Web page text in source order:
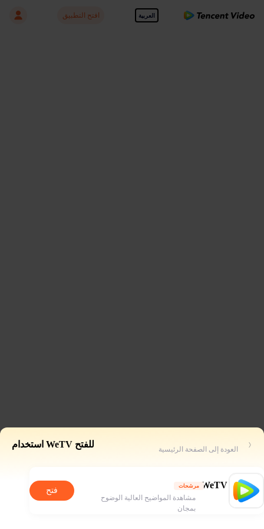
العربية افتح التطبيق
للفتح WeTV استخدام العودة إلى الصفحة الرئيسية
WeTV مرشحات
مشاهدة المواضيح العالية الوضوح
بمجان
فتح